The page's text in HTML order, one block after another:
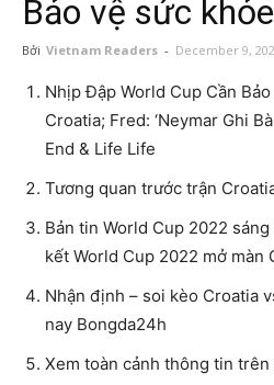
Bảo vệ sức
Bởi Vietnam Readers - December 9,
Nhịp Đập World Cup Cần
Croatia; Fred: ‘Neymar Ghi
End & Life Life
Tương quan trước trận
Bản tin World Cup 2022
kết World Cup 2022 mở màn
Nhận định – soi kèo Croatia
nay Bongda24h
Xem toàn cảnh thông tin